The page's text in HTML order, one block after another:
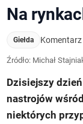
Na
Giełda Komentarz
Źródło: Michał
Dzisiejszy
nastrojów
niektórych